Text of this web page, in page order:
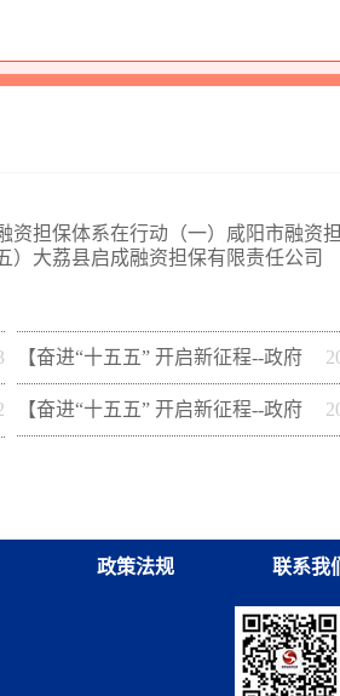
担保体系在行动（一）咸阳市融资
）大荔县启成融资担保有限责任公司
【奋进“十五五” 开启新征程--政府
性融资担保体系这样做】(十四)安康
【奋进“十五五” 开启新征程--政府
政策法规 联系我